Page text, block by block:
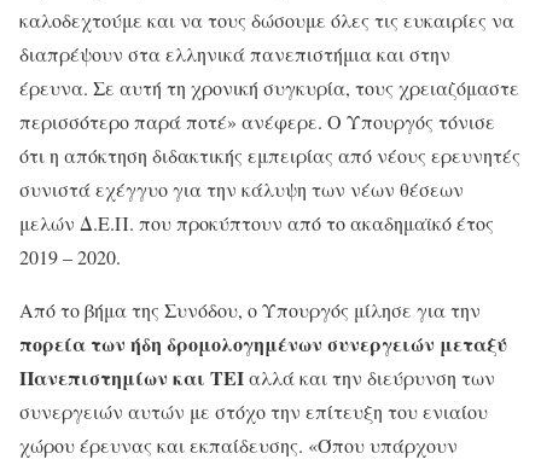
καλοδεχτούμε και να τους δώσουμε όλες τις ευκαιρίες να
διαπρέψουν στα ελληνικά πανεπιστήμια και στην
έρευνα. Σε αυτή τη χρονική συγκυρία, τους χρειαζόμαστε
περισσότερο παρά ποτέ» ανέφερε. Ο Υπουργός τόνισε
ότι η απόκτηση διδακτικής εμπειρίας από νέους ερευνητές
συνιστά εχέγγυο για την κάλυψη των νέων θέσεων
μελών Δ.Ε.Π. που προκύπτουν από το ακαδημαϊκό έτος
2019 – 2020.
Από το βήμα της Συνόδου, ο Υπουργός μίλησε για την
πορεία των ήδη δρομολογημένων συνεργειών μεταξύ
Πανεπιστημίων και ΤΕΙαλλά και την διεύρυνση των
συνεργειών αυτών με στόχο την επίτευξη του ενιαίου
χώρου έρευνας και εκπαίδευσης. «Όπου υπάρχουν